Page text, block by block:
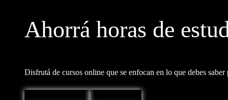
Ahorrá horas de
Disfrutá de cursos online que se enfocan en lo que debes saber